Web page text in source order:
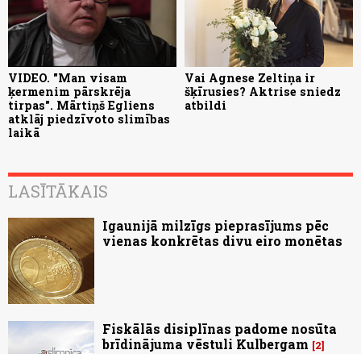
VIDEO. "Man visam
ķermenim pārskrēja
tirpas". Mārtiņš Egliens
atklāj piedzīvoto slimības
laikā
Vai Agnese Zeltiņa ir
šķīrusies? Aktrise sniedz
atbildi
LASĪTĀKAIS
Igaunijā milzīgs pieprasījums pēc
vienas konkrētas divu eiro monētas
Fiskālās disiplīnas padome nosūta
brīdinājuma vēstuli Kulbergam
2